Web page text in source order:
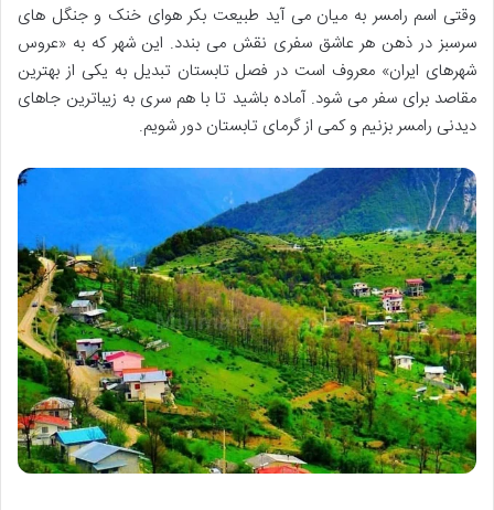
وقتی اسم رامسر به میان می آید طبیعت بکر هوای خنک و جنگل های
سرسبز در ذهن هر عاشق سفری نقش می بندد. این شهر که به «عروس
شهرهای ایران» معروف است در فصل تابستان تبدیل به یکی از بهترین
مقاصد برای سفر می شود. آماده باشید تا با هم سری به زیباترین جاهای
دیدنی رامسر بزنیم و کمی از گرمای تابستان دور شویم.